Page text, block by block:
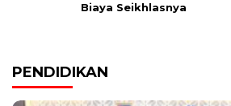
Biaya Seikhlasnya
PENDIDIKAN